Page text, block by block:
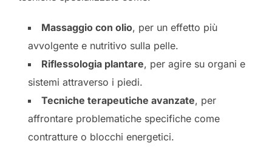
Massaggio con olio, per un effetto più
avvolgente e nutritivo sulla pelle.
Riflessologia plantare, per agire su organi e
sistemi attraverso i piedi.
Tecniche terapeutiche avanzate, per
affrontare problematiche specifiche come
contratture o blocchi energetici.